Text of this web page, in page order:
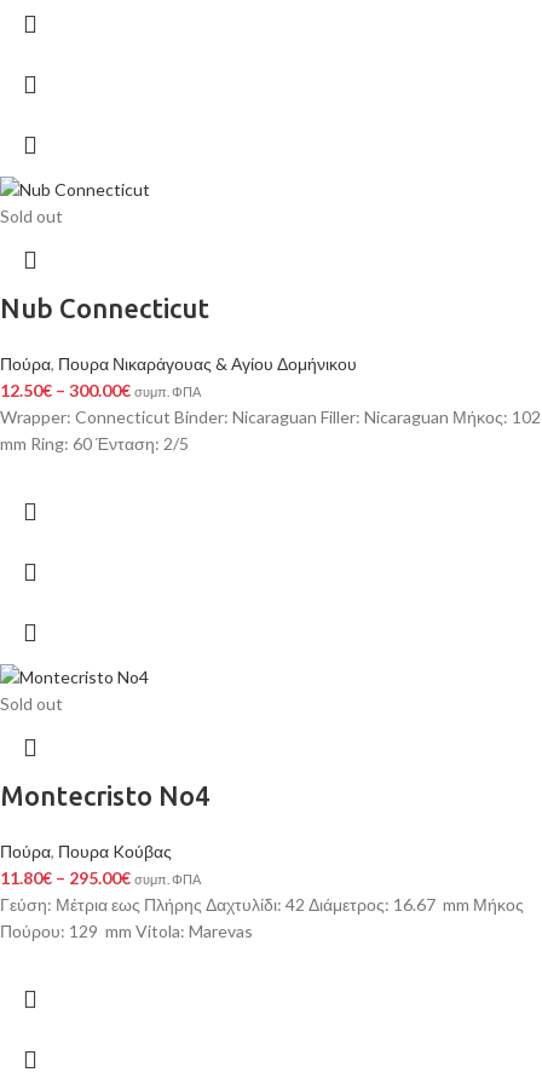
Sold out
Nub Connecticut
Πούρα, Πουρα Νικαράγουας & Αγίου Δομήνικου
12.50€ – 300.00€ συμπ. ΦΠΑ
Wrapper: Connecticut Binder: Nicaraguan Filler: Nicaraguan Μήκος: 102
mm Ring: 60 Ένταση: 2/5
Sold out
Montecristo No4
Πούρα, Πουρα Kούβας
11.80€ – 295.00€ συμπ. ΦΠΑ
Γεύση: Μέτρια εως Πλήρης Δαχτυλίδι: 42 Διάμετρος: 16.67 mm Μήκος
Πούρου: 129 mm Vitola: Marevas